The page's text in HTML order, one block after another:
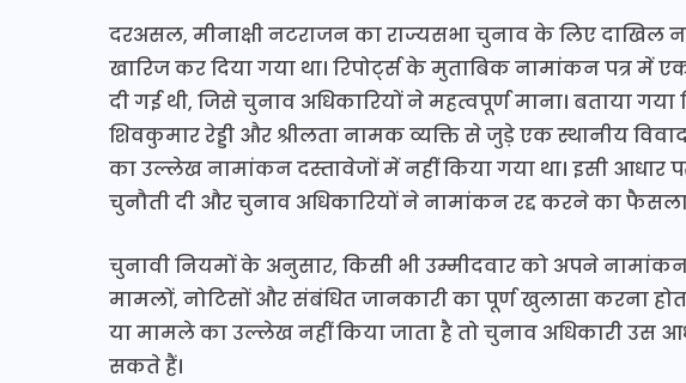
दरअसल, मीनाक्षी नटराजन का राज्यसभा चुनाव के लिए दाखिल
खारिज कर दिया गया था। रिपोर्ट्स के मुताबिक नामांकन पत्र में
दी गई थी, जिसे चुनाव अधिकारियों ने महत्वपूर्ण माना। बताया
शिवकुमार रेड्डी और श्रीलता नामक व्यक्ति से जुड़े एक स्थानीय
का उल्लेख नामांकन दस्तावेजों में नहीं किया गया था। इसी आधार
चुनौती दी और चुनाव अधिकारियों ने नामांकन रद्द करने का फैसला
चुनावी नियमों के अनुसार, किसी भी उम्मीदवार को अपने
मामलों, नोटिसों और संबंधित जानकारी का पूर्ण खुलासा करना
या मामले का उल्लेख नहीं किया जाता है तो चुनाव अधिकारी उस
सकते हैं।